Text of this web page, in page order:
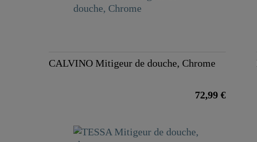
CALVINO Mitigeur de douche, Chrome
72,99 €